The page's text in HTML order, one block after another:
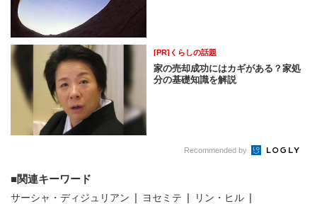
[PR]くらしの話題
家の売却成功にはカギがある？家処
分の基礎知識を解説
Recommended by
関連キーワード
サーシャ・ディジュリアン ヨセミテ
リン・ヒル